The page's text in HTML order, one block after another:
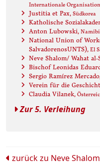
Internationale Organisation
Justitia et Pax, Südkorea
Katholische
Anton Lubowski,
National Union of
SalvadorenosUNTS), El
Neve Shalom/ Wahat al-
Bischof Leonidas
Sergio Ramírez Mercado
Verein für die
Claudia Vilanek,
Zur 5. Verleihung
zurück zu Neve